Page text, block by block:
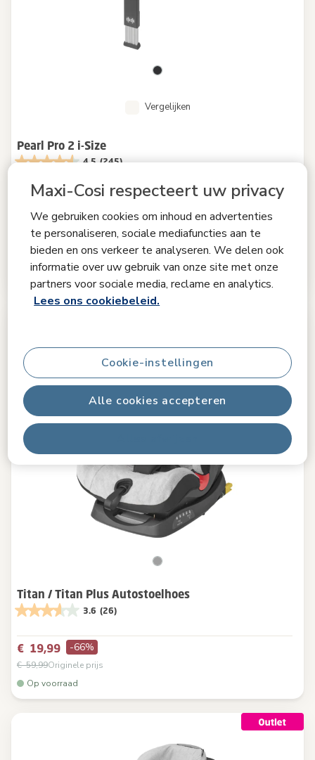
Maxi-Cosi respecteert uw privacy
We gebruiken cookies om inhoud en advertenties
te personaliseren, sociale mediafuncties aan te
bieden en ons verkeer te analyseren. We delen ook
informatie over uw gebruik van onze site met onze
partners voor sociale media, reclame en analytics.
Lees ons cookiebeleid.
Alle cookies accepteren
Cookie-instellingen
Vergelijken
Pearl Pro 2 i-Size
4.5 (245)
dichtheid|Eenvoudig harnas om in te kruipen|Verstelbare
€ 189,99 -36%
Titan / Titan Plus Autostoelhoes
3.6 (26)
€ 19,99 -66%
€ 59,99Originele prijs
Op voorraad